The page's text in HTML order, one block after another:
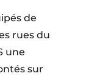
de
rues du
une
sur